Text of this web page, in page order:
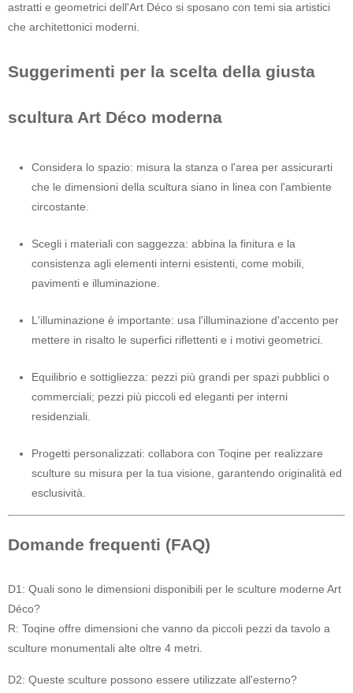
astratti e geometrici dell'Art Déco si sposano con temi sia artistici
che architettonici moderni.
Suggerimenti per la scelta della giusta
scultura Art Déco moderna
Considera lo spazio: misura la stanza o l'area per assicurarti
che le dimensioni della scultura siano in linea con l'ambiente
circostante.
Scegli i materiali con saggezza: abbina la finitura e la
consistenza agli elementi interni esistenti, come mobili,
pavimenti e illuminazione.
L'illuminazione è importante: usa l'illuminazione d'accento per
mettere in risalto le superfici riflettenti e i motivi geometrici.
Equilibrio e sottigliezza: pezzi più grandi per spazi pubblici o
commerciali; pezzi più piccoli ed eleganti per interni
residenziali.
Progetti personalizzati: collabora con Toqine per realizzare
sculture su misura per la tua visione, garantendo originalità ed
esclusività.
Domande frequenti (FAQ)
D1: Quali sono le dimensioni disponibili per le sculture moderne Art
Déco?
R: Toqine offre dimensioni che vanno da piccoli pezzi da tavolo a
sculture monumentali alte oltre 4 metri.
D2: Queste sculture possono essere utilizzate all'esterno?